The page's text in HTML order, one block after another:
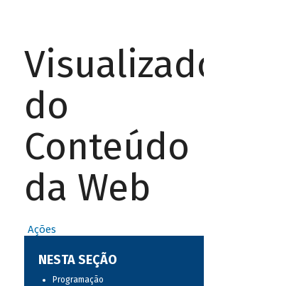
Visualizador
do
Conteúdo
da Web
Ações
NESTA SEÇÃO
Programação